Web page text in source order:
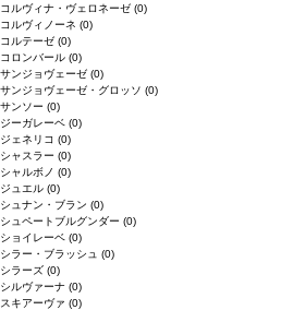
コルヴィナ・ヴェロネーゼ (0)
コルヴィノーネ (0)
コルテーゼ (0)
コロンバール (0)
サンジョヴェーゼ (0)
サンジョヴェーゼ・グロッソ (0)
サンソー (0)
ジーガレーベ (0)
ジェネリコ (0)
シャスラー (0)
シャルボノ (0)
ジュエル (0)
シュナン・ブラン (0)
シュペートブルグンダー (0)
ショイレーベ (0)
シラー・ブラッシュ (0)
シラーズ (0)
シルヴァーナ (0)
スキアーヴァ (0)